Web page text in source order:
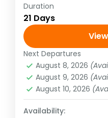
E4057
Europa,Europa
Europa Mediterranea
1 Person
Duration
21 Days
Next Departures
August 8, 2026
August 9, 2026
August 10, 2026
Availability: